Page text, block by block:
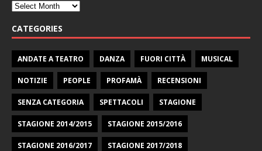
CATEGORIES
ANDATE A TEATRO DANZA FUORI CITTÀ MUSICAL
NOTIZIE PEOPLE PROFAMÀ RECENSIONI
SENZA CATEGORIA SPETTACOLI STAGIONE
STAGIONE 2014/2015 STAGIONE 2015/2016
STAGIONE 2016/2017 STAGIONE 2017/2018